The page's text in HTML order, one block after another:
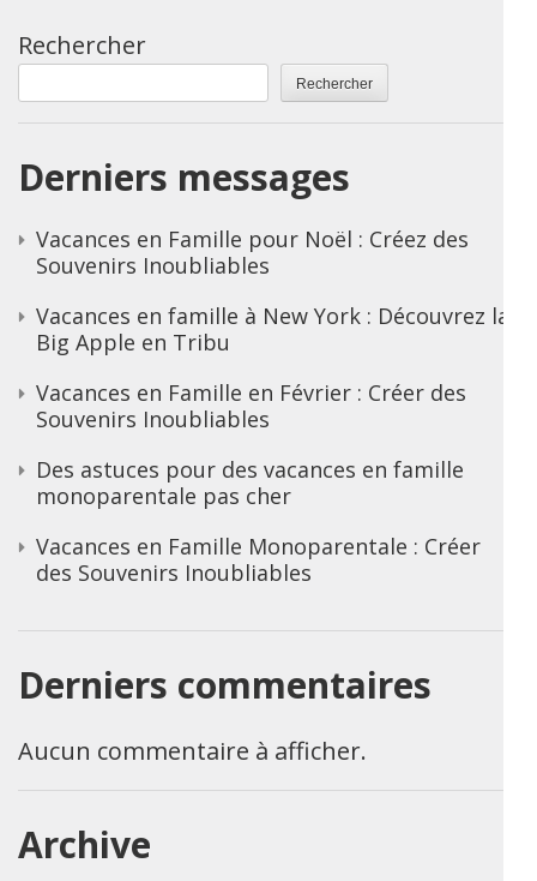
Rechercher
Rechercher
Derniers messages
Vacances en Famille pour Noël : Créez des
Souvenirs Inoubliables
Vacances en famille à New York : Découvrez la
Big Apple en Tribu
Vacances en Famille en Février : Créer des
Souvenirs Inoubliables
Des astuces pour des vacances en famille
monoparentale pas cher
Vacances en Famille Monoparentale : Créer
des Souvenirs Inoubliables
Derniers commentaires
Aucun commentaire à afficher.
Archive